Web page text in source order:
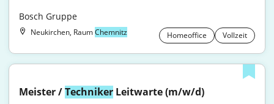
Bosch Gruppe
Neukirchen, RaumChemnitz Homeoffice Vollzeit
Meister / Techniker Leitwarte (m/w/d)